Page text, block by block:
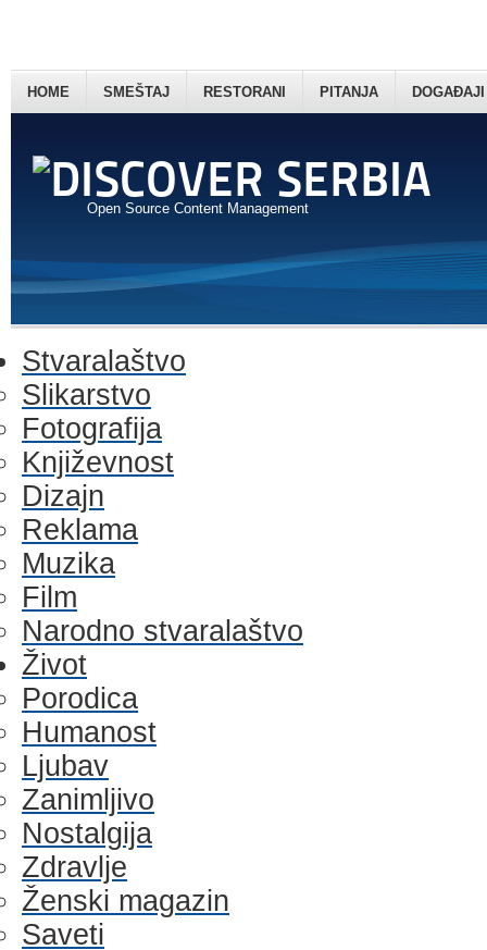
Open Source Content Management
HOME SMEŠTAJ RESTORANI PITANJA DOGAĐAJI
Stvaralaštvo
Slikarstvo
Fotografija
Književnost
Dizajn
Reklama
Muzika
Film
Narodno stvaralaštvo
Život
Porodica
Humanost
Ljubav
Zanimljivo
Nostalgija
Zdravlje
Ženski magazin
Saveti